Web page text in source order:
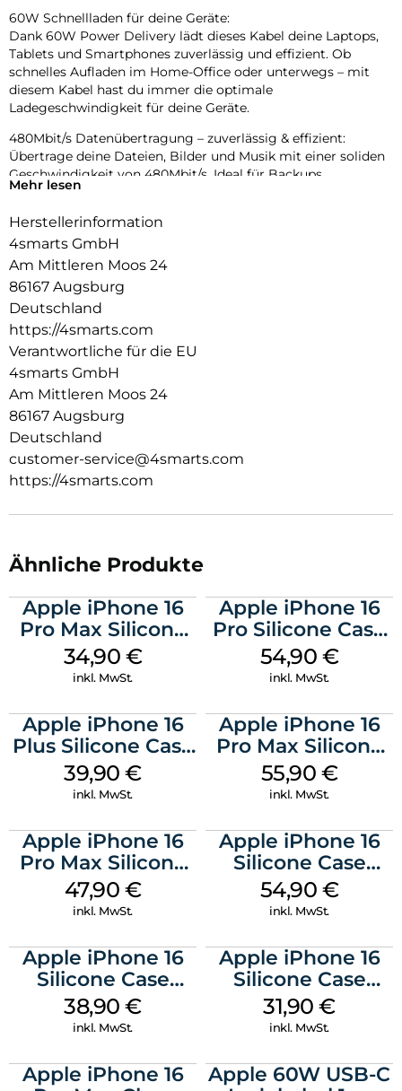
60W Schnellladen für deine Geräte:
Dank 60W Power Delivery lädt dieses Kabel deine Laptops,
Tablets und Smartphones zuverlässig und effizient. Ob
schnelles Aufladen im Home-Office oder unterwegs – mit
diesem Kabel hast du immer die optimale
Ladegeschwindigkeit für deine Geräte.
480Mbit/s Datenübertragung – zuverlässig & effizient:
Übertrage deine Dateien, Bilder und Musik mit einer soliden
Geschwindigkeit von 480Mbit/s. Ideal für Backups,
Dokumente oder Multimedia-Inhalte – zuverlässig und ohne
Langlebiges Premium-Design mit Aluminium & Nylon:
Qualität, die du spürst: Die hochwertigen Aluminium-
gegen Abnutzung und sorgen für eine edle Optik. Das
geflochtene Nylon-Gehäuse bietet zusätzlichen Schutz vor
Knicken und Beschädigungen, ohne an Flexibilität
einzubüßen. Perfekt für den täglichen Einsatz, ob im Büro,
unterwegs oder zu Hause – dieses Kabel hält mit deinem
und Premium-Qualität.
Mehr lesen
Herstellerinformation
4smarts GmbH
Am Mittleren Moos 24
86167 Augsburg
Deutschland
https://4smarts.com
Verantwortliche für die EU
4smarts GmbH
Am Mittleren Moos 24
86167 Augsburg
Deutschland
customer-service@4smarts.com
https://4smarts.com
Ähnliche Produkte
Apple iPhone 16
Pro Max Silicone
Case MagSafe
Denim
34,90 €
inkl. MwSt.
Apple iPhone 16
Pro Silicone Case
MagSafe Black
54,90 €
inkl. MwSt.
Apple iPhone 16
Plus Silicone Case
MagSafe Plum
39,90€
inkl. MwSt.
Apple iPhone 16
Pro Max Silicone
Case MagSafe
Stone Gray
55,90 €
inkl. MwSt.
Apple iPhone 16
Pro Max Silicone
Case MagSafe
Black
47,90 €
inkl. MwSt.
Apple iPhone 16
Silicone Case
MagSafe Lake
Green
54,90 €
inkl. MwSt.
Apple iPhone 16
Silicone Case
MagSafe
Ultramarine
38,90€
inkl. MwSt.
Apple iPhone 16
Silicone Case
MagSafe Fuchsia
31,90€
inkl. MwSt.
Apple iPhone 16
Apple 60W USB-C